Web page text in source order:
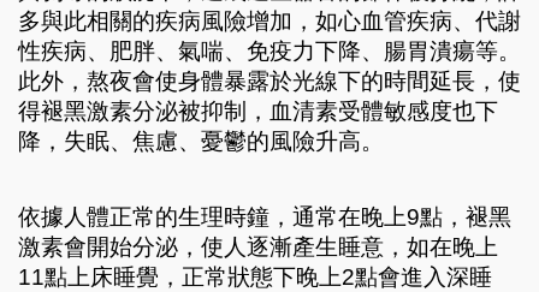
多與此相關的疾病風險增加，如心血管疾病、代謝
性疾病、肥胖、氣喘、免疫力下降、腸胃潰瘍等。
此外，熬夜會使身體暴露於光線下的時間延長，使
得褪黑激素分泌被抑制，血清素受體敏感度也下
降，失眠、焦慮、憂鬱的風險升高。
依據人體正常的生理時鐘，通常在晚上9點，褪黑
激素會開始分泌，使人逐漸產生睡意，如在晚上
11點上床睡覺，正常狀態下晚上2點會進入深睡